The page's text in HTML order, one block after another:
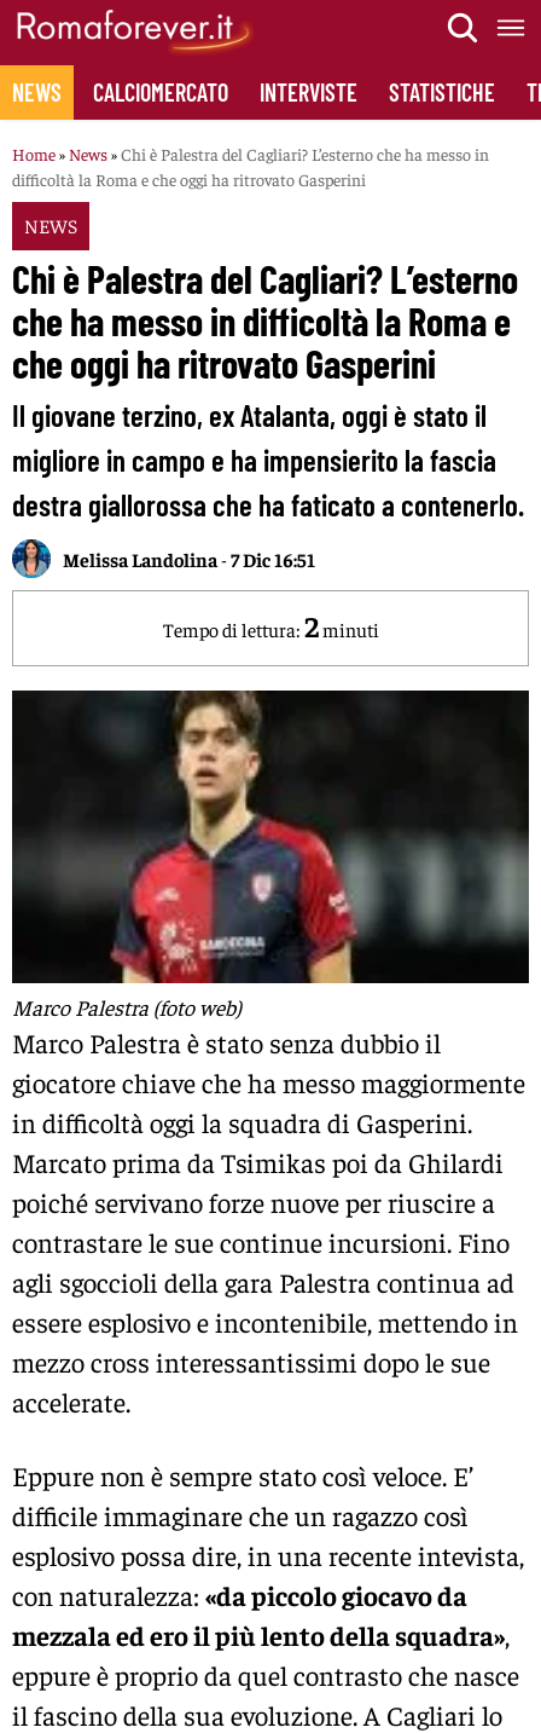
Skip
content
NEWS CALCIOMERCATO INTERVISTE STATISTICHE
Home» News»Chi è Palestra del Cagliari? L’esterno che ha messo in
difficoltà la Roma e che oggi ha ritrovato Gasperini
NEWS
Chi è Palestra del Cagliari? L’esterno
che ha messo in difficoltà la Roma e
che oggi ha ritrovato Gasperini
Il giovane terzino, ex Atalanta, oggi è stato il
migliore in campo e ha impensierito la fascia
destra giallorossa che ha faticato a contenerlo.
Melissa Landolina -7 Dic 16:51
Tempo di lettura: 2minuti
Marco Palestra (foto web)
Marco Palestra è stato senza dubbio il
giocatore chiave che ha messo maggiormente
in difficoltà oggi la squadra di Gasperini.
Marcato prima da Tsimikas poi da Ghilardi
poiché servivano forze nuove per riuscire a
contrastare le sue continue incursioni. Fino
agli sgoccioli della gara Palestra continua ad
essere esplosivo e incontenibile, mettendo in
mezzo cross interessantissimi dopo le sue
accelerate.
Eppure non è sempre stato così veloce. E’
difficile immaginare che un ragazzo così
esplosivo possa dire, in una recente intevista,
con naturalezza: «da piccolo giocavo da
mezzala ed ero il più lento della squadra»,
eppure è proprio da quel contrasto che nasce
il fascino della sua evoluzione. A Cagliari lo